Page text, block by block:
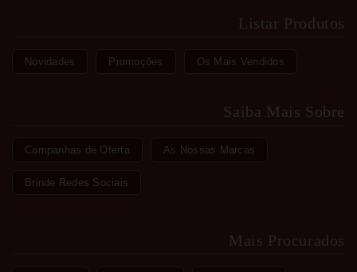
Listar Produtos
Novidades Promoções Os Mais Vendidos
Saiba Mais Sobre
Campanhas de Oferta As Nossas Marcas
Brinde Redes Sociais
Mais Procurados